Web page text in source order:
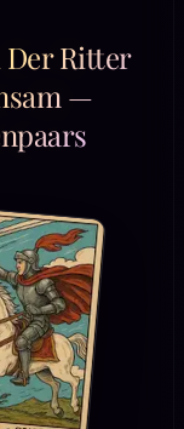
Der Ritter
—